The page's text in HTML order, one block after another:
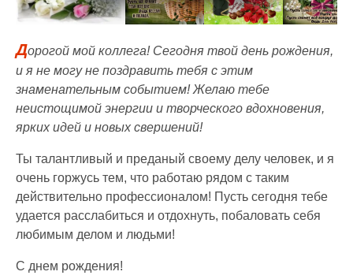
Дорогой мой коллега! Сегодня твой день рождения,
и я не могу не поздравить тебя с этим
знаменательным событием! Желаю тебе
неистощимой энергии и творческого вдохновения,
ярких идей и новых свершений!
Ты талантливый и преданый своему делу человек, и я
очень горжусь тем, что работаю рядом с таким
действительно профессионалом! Пусть сегодня тебе
удается расслабиться и отдохнуть, побаловать себя
любимым делом и людьми!
С днем рождения!